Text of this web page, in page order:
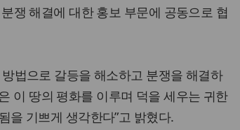
쟁 해결에 대한 홍보 부문에 공동으로 협
법으로 갈등을 해소하고 분쟁을 해결하
이 땅의 평화를 이루며 덕을 세우는 귀한
을 기쁘게 생각한다”고 밝혔다.